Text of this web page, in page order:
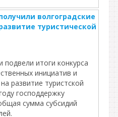
волгоградские
туристической
подвели итоги конкурса
инициатив и
развитие туристской
господдержку
сумма субсидий